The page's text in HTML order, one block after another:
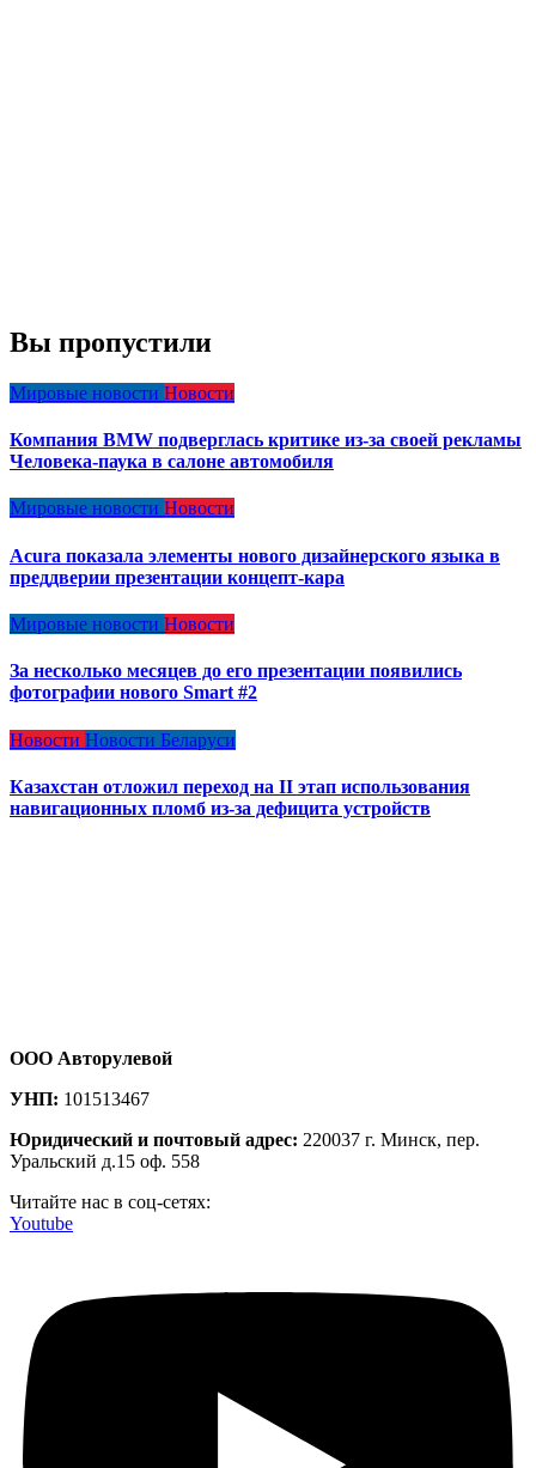
Вы пропустили
Мировые новости Новости
Компания BMW подверглась критике из-за своей рекламы
Человека-паука в салоне автомобиля
Мировые новости Новости
Acura показала элементы нового дизайнерского языка в
преддверии презентации концепт-кара
Мировые новости Новости
За несколько месяцев до его презентации появились
фотографии нового Smart #2
Новости Новости Беларуси
Казахстан отложил переход на II этап использования
навигационных пломб из-за дефицита устройств
ООО Авторулевой
УНП: 101513467
Юридический и почтовый адрес: 220037 г. Минск, пер.
Уральский д.15 оф. 558
Читайте нас в соц-сетях:
Youtube